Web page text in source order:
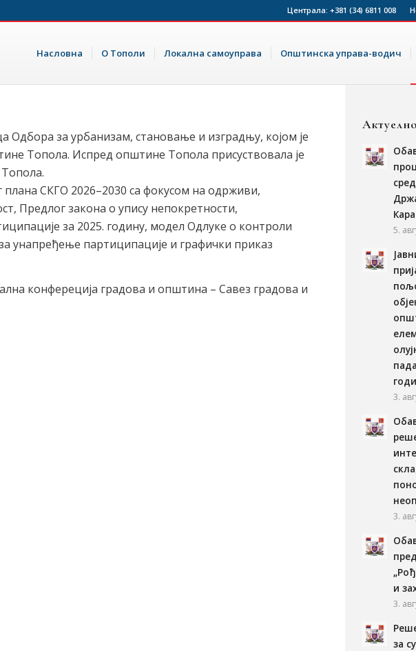
Централа: +381 (34) 6811 008
Насловна О Тополи Локална самоуправа Општинска управа-водич
Одбора за урбанизам, становање и изградњу, којом је
Топола. Испред општине Топола присуствовала је
СКГО 2026–2030 са фокусом на одрживи,
Предлог закона о упису непокретности,
за 2025. годину, модел Одлуке о контроли
унапређење партиципације и графички приказ
конфереција градова и општина – Савез градова и
Актуелно
5.
3.
3.
и
3.
за